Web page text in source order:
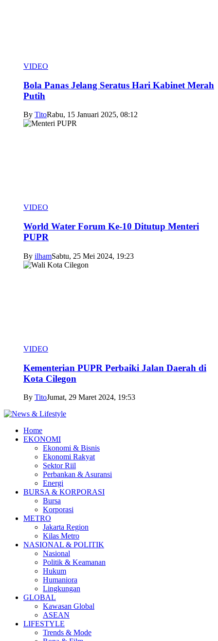
VIDEO
Bola Panas Jelang Seratus Hari Kabinet Merah
Putih
By TitoRabu, 15 Januari 2025, 08:12
VIDEO
World Water Forum Ke-10 Ditutup Menteri
PUPR
By ilhamSabtu, 25 Mei 2024, 19:23
VIDEO
Kementerian PUPR Perbaiki Jalan Daerah di
Kota Cilegon
By TitoJumat, 29 Maret 2024, 19:53
Home
EKONOMI
Ekonomi & Bisnis
Ekonomi Rakyat
Sektor Riil
Perbankan & Asuransi
Energi
BURSA & KORPORASI
Bursa
Korporasi
METRO
Jakarta Region
Kilas Metro
NASIONAL & POLITIK
Nasional
Politik & Keamanan
Hukum
Humaniora
Lingkungan
GLOBAL
Kawasan Global
ASEAN
LIFESTYLE
Trends & Mode